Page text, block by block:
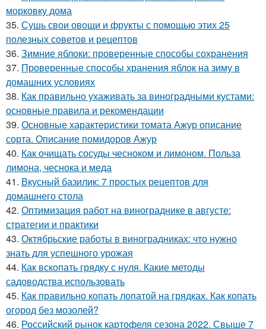
морковку дома
35. Сушь свои овощи и фрукты с помощью этих 25
полезных советов и рецептов
36. Зимние яблоки: проверенные способы сохранения
37. Проверенные способы хранения яблок на зиму в
домашних условиях
38. Как правильно ухаживать за виноградными кустами:
основные правила и рекомендации
39. Основные характеристики томата Ажур описание
сорта. Описание помидоров Ажур
40. Как очищать сосуды чесноком и лимоном. Польза
лимона, чеснока и меда
41. Вкусный базилик: 7 простых рецептов для
домашнего стола
42. Оптимизация работ на винограднике в августе:
стратегии и практики
43. Октябрьские работы в виноградниках: что нужно
знать для успешного урожая
44. Как вскопать грядку с нуля. Какие методы
садоводства использовать
45. Как правильно копать лопатой на грядках. Как копать
огород без мозолей?
46. Российский рынок картофеля сезона 2022. Свыше 7